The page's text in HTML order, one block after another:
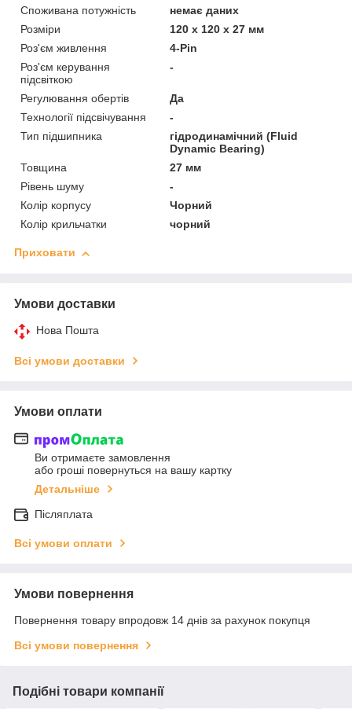
Споживана потужність
немає даних
Розміри
120 х 120 х 27 мм
Роз'єм живлення
4-Pin
Роз'єм керування
підсвіткою
-
Регулювання обертів
Да
Технології підсвічування
-
Тип підшипника
гідродинамічний (Fluid
Dynamic Bearing)
Товщина
27 мм
Рівень шуму
-
Колір корпусу
Чорний
Колір крильчатки
чорний
Приховати
Умови доставки
Нова Пошта
Всі умови доставки
Умови оплати
Ви отримаєте замовлення
або гроші повернуться на вашу картку
Детальніше
Післяплата
Всі умови оплати
Умови повернення
Повернення товару впродовж 14 днів за рахунок покупця
Всі умови повернення
Подібні товари компанії